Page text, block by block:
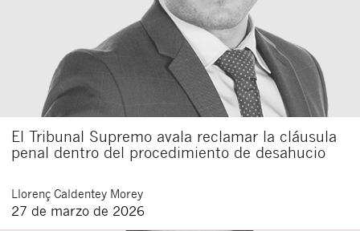
El Tribunal Supremo avala reclamar la cláusula
penal dentro del procedimiento de desahucio
Llorenç Caldentey Morey
27 de marzo de 2026